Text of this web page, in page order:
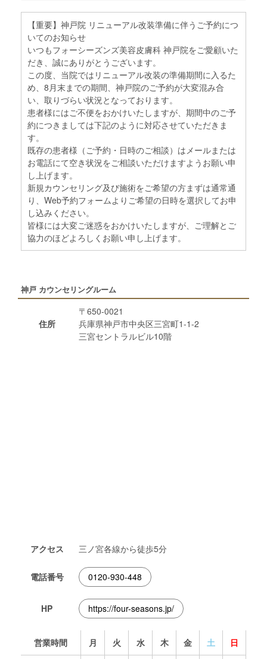
【重要】神戸院 リニューアル改装準備に伴うご予約につ
いてのお知らせ
いつもフォーシーズンズ美容皮膚科 神戸院をご愛顧いた
だき、誠にありがとうございます。
この度、当院ではリニューアル改装の準備期間に入るた
め、8月末までの期間、神戸院のご予約が大変混み合
い、取りづらい状況となっております。
患者様にはご不便をおかけいたしますが、期間中のご予
約につきましては下記のように対応させていただきま
す。
既存の患者様（ご予約・日時のご相談）はメールまたは
お電話にて空き状況をご相談いただけますようお願い申
し上げます。
新規カウンセリング及び施術をご希望の方まずは通常通
り、Web予約フォームよりご希望の日時を選択してお申
し込みください。
皆様には大変ご迷惑をおかけいたしますが、ご理解とご
協力のほどよろしくお願い申し上げます。
神戸 カウンセリングルーム
住所
〒650-0021
兵庫県神戸市中央区三宮町1-1-2
三宮セントラルビル10階
アクセス 三ノ宮各線から徒歩5分
電話番号 0120-930-448
HP https://four-seasons.jp/
営業時間 月 火 水 木 金 土 日